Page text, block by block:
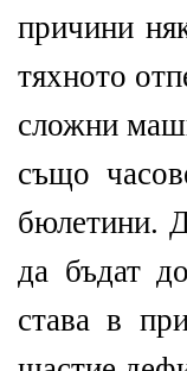
причини
тяхното
сложни
също
бюлетини.
да бъдат
става в